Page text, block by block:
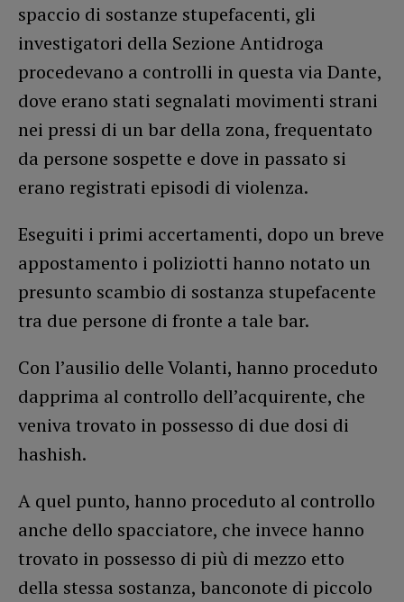
spaccio di sostanze stupefacenti, gli
investigatori della Sezione Antidroga
procedevano a controlli in questa via Dante,
dove erano stati segnalati movimenti strani
nei pressi di un bar della zona, frequentato
da persone sospette e dove in passato si
erano registrati episodi di violenza.
Eseguiti i primi accertamenti, dopo un breve
appostamento i poliziotti hanno notato un
presunto scambio di sostanza stupefacente
tra due persone di fronte a tale bar.
Con l’ausilio delle Volanti, hanno proceduto
dapprima al controllo dell’acquirente, che
veniva trovato in possesso di due dosi di
hashish.
A quel punto, hanno proceduto al controllo
anche dello spacciatore, che invece hanno
trovato in possesso di più di mezzo etto
della stessa sostanza, banconote di piccolo